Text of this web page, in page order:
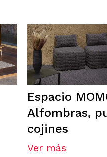
Espacio
Alfombras,
cojines
Ver más